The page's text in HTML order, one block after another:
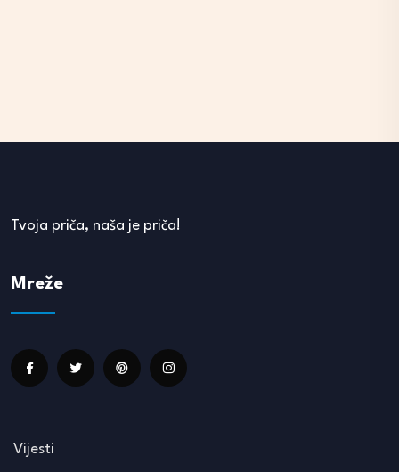
Tvoja priča, naša je priča!
Mreže
Vijesti